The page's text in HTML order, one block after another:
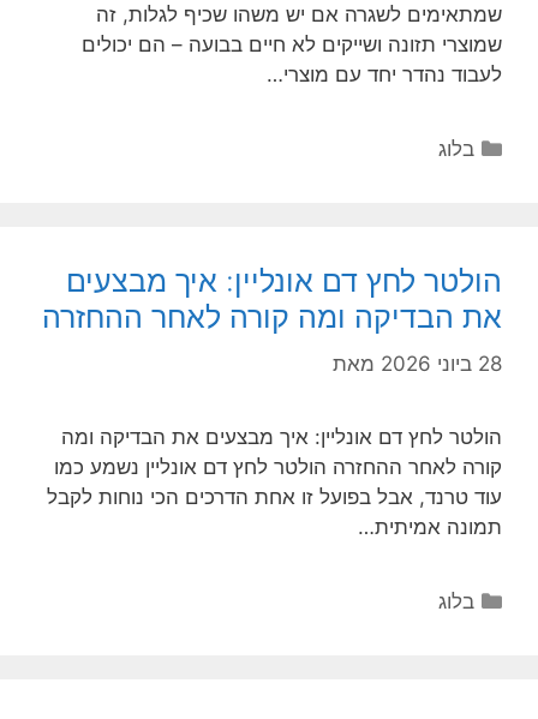
שמתאימים לשגרה אם יש משהו שכיף לגלות, זה
שמוצרי תזונה ושייקים לא חיים בבועה – הם יכולים
לעבוד נהדר יחד עם מוצרי…
קטגוריות
בלוג
הולטר לחץ דם אונליין: איך מבצעים
את הבדיקה ומה קורה לאחר ההחזרה
28 ביוני 2026 מאת
הולטר לחץ דם אונליין: איך מבצעים את הבדיקה ומה
קורה לאחר ההחזרה הולטר לחץ דם אונליין נשמע כמו
עוד טרנד, אבל בפועל זו אחת הדרכים הכי נוחות לקבל
תמונה אמיתית…
קטגוריות
בלוג